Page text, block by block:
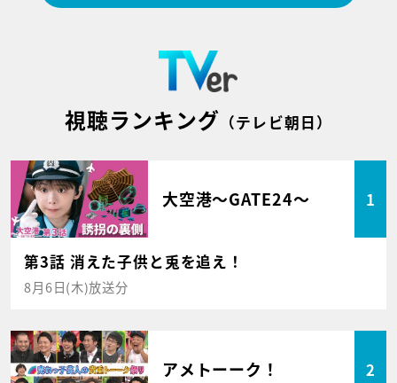
視聴ランキング （テレビ朝日）
大空港～GATE24～ 1
第3話 消えた子供と兎を追え！
8月6日(木)放送分
アメトーーク！ 2